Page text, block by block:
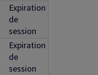
Expiration
de
session
Expiration
de
session